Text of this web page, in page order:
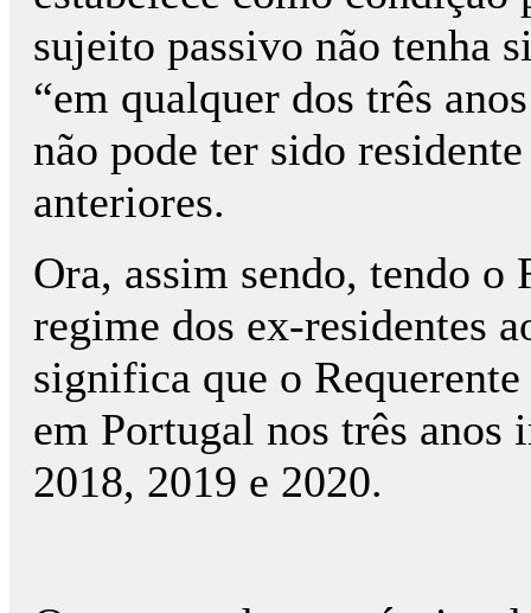
sujeito passivo não tenha
“em qualquer dos três
não pode ter sido
anteriores.
Ora, assim sendo, tendo o
regime dos ex-residentes
significa que o
em Portugal nos três anos
2018, 2019 e 2020.